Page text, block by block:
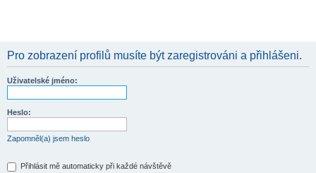
Pro zobrazení profilů musíte být zaregistrováni a přihlášeni.
Uživatelské jméno:
Heslo:
Zapomněl(a) jsem heslo
Přihlásit mě automaticky při každé návštěvě